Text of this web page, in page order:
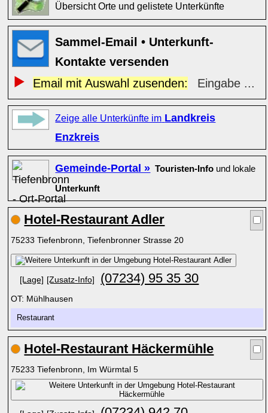
Übersicht Orte und gelistete Unterkünfte
Sammel-Email • Unterkunft-
Kontakte versenden
Email mit Auswahl zusenden:
Eingabe ...
Zeige alle Unterkünfte im Landkreis
Enzkreis
Gemeinde-Portal » Touristen-Info und lokale
Unterkunft
Hotel-Restaurant Adler
75233 Tiefenbronn, Tiefenbronner Strasse 20
[Lage] [Zusatz-Info] (07234) 95 35 30
OT: Mühlhausen
Restaurant
Hotel-Restaurant Häckermühle
75233 Tiefenbronn, Im Würmtal 5